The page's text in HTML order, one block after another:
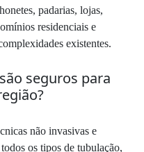
padarias, lojas,
residenciais e
existentes.
seguros para
não invasivas e
os tipos de tubulação,